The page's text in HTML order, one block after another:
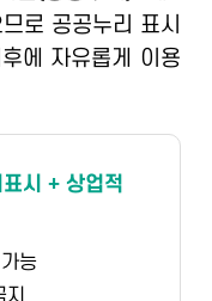
로 공공누리 표시
에 자유롭게 이용
시 + 상업적
능